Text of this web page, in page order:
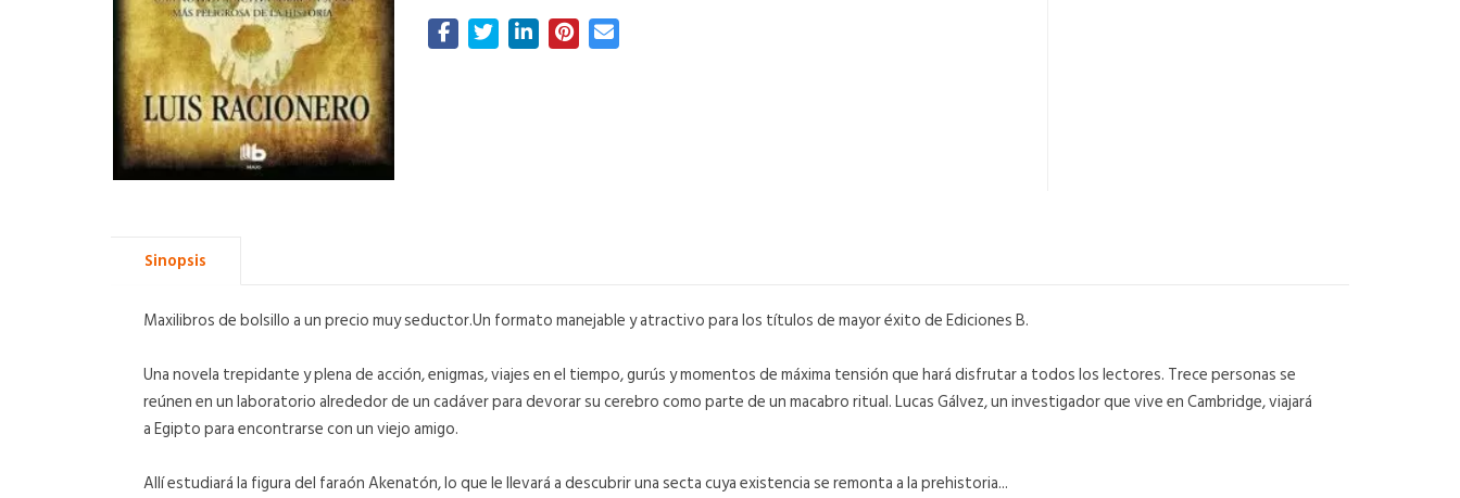
Sinopsis
Maxilibros de bolsillo a un precio muy seductor.Un formato manejable y atractivo para los títulos de mayor éxito de Ediciones B.
Una novela trepidante y plena de acción, enigmas, viajes en el tiempo, gurús y momentos de máxima tensión que hará disfrutar a todos los lectores. Trece personas se
reúnen en un laboratorio alrededor de un cadáver para devorar su cerebro como parte de un macabro ritual. Lucas Gálvez, un investigador que vive en Cambridge, viajará
a Egipto para encontrarse con un viejo amigo.
Allí estudiará la figura del faraón Akenatón, lo que le llevará a descubrir una secta cuya existencia se remonta a la prehistoria...